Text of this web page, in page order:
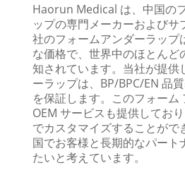
Haorun Medical は、中国の
ップの専門メーカーおよびサ
社のフォームアンダーラップ
な価格で、世界中のほとんど
知されています。当社が提供
ーラップは、BP/BPC/EN 品
を保証します。このフォーム
OEM サービスも提供してお
でカスタマイズすることがで
国でお客様と長期的なパート
たいと考えています。